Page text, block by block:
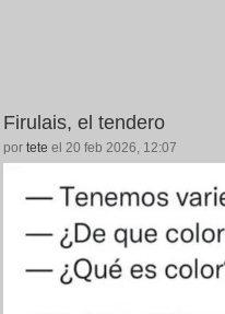
Firulais, el tendero
por tete el 20 feb 2026, 12:07